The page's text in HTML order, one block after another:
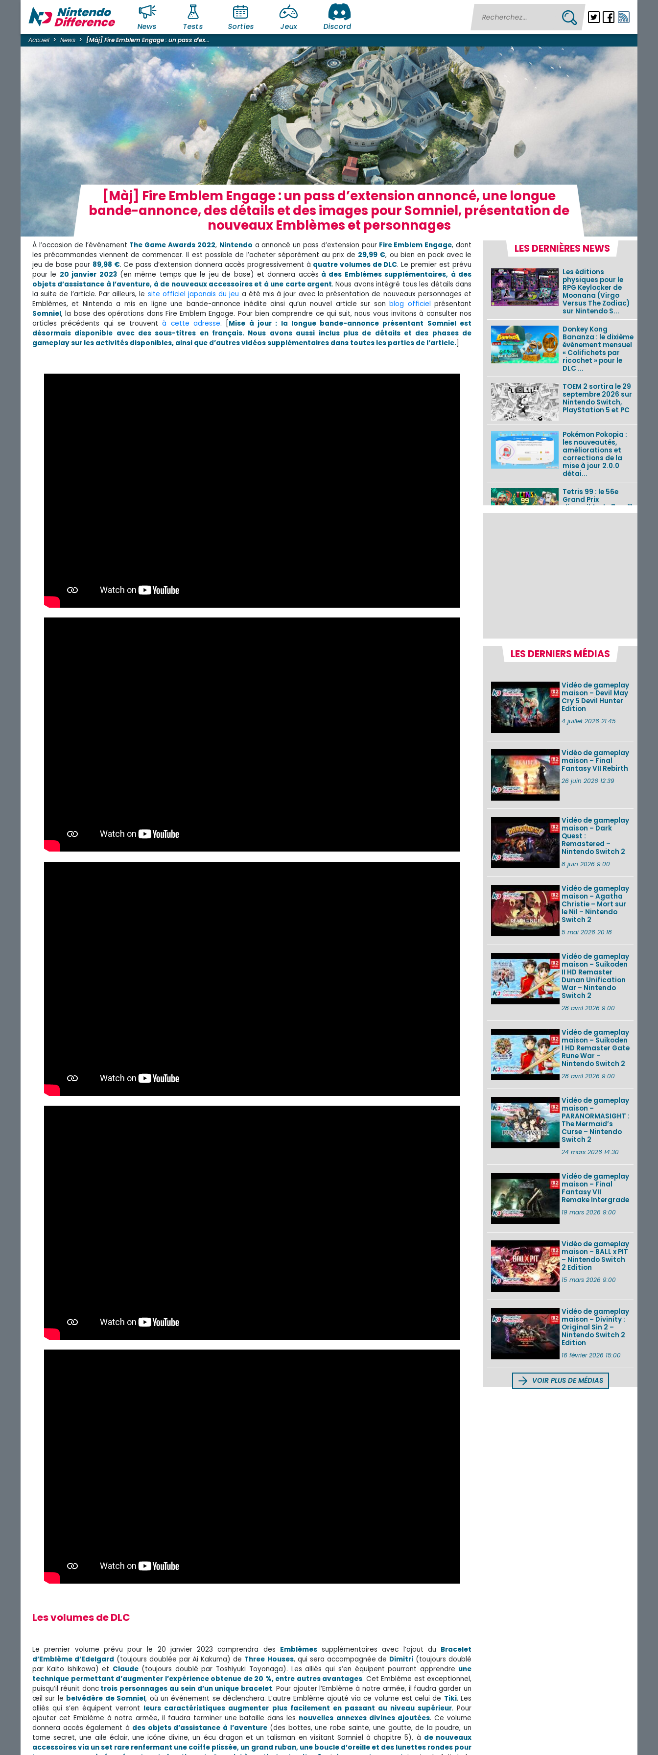
News Tests Sorties Jeux Discord
Accueil News [Màj] Fire Emblem Engage : un pass d'ex...
[Màj] Fire Emblem Engage : un pass d’extension annoncé, une longue
bande-annonce, des détails et des images pour Somniel, présentation de
nouveaux Emblèmes et personnages
À l’occasion de l’événement The Game Awards 2022, Nintendo a annoncé un pass d’extension pourFire Emblem Engage, dont
les précommandes viennent de commencer. Il est possible de l’acheter séparément au prix de 29,99 €, ou bien en pack avec le
jeu de base pour 89,98 €. Ce pass d’extension donnera accès progressivement à quatre volumes de DLC. Le premier est prévu
pour le 20 janvier 2023(en même temps que le jeu de base) et donnera accès à des Emblèmes supplémentaires, à des
objets d’assistance à l’aventure, à de nouveaux accessoires et à une carte argent. Nous avons intégré tous les détails dans
la suite de l’article. Par ailleurs, le site officiel japonais du jeu a été mis à jour avec la présentation de nouveaux personnages et
Emblèmes, et Nintendo a mis en ligne une bande-annonce inédite ainsi qu’un nouvel article sur sonblog officiel présentant
Somniel, la base des opérations dans Fire Emblem Engage. Pour bien comprendre ce qui suit, nous vous invitons à consulter nos
articles précédents qui se trouventà cette adresse. [Mise à jour : la longue bande-annonce présentant Somniel est
désormais disponible avec des sous-titres en français. Nous avons aussi inclus plus de détails et des phases de
gameplay sur les activités disponibles, ainsi que d’autres vidéos supplémentaires dans toutes les parties de l’article.]
Les volumes de DLC
Le premier volume prévu pour le 20 janvier 2023 comprendra des Emblèmessupplémentaires avec l’ajout du Bracelet
d’Emblème d’Edelgard (toujours doublée par Ai Kakuma) de Three Houses, qui sera accompagnée de Dimitri (toujours doublé
par Kaito Ishikawa) et Claude (toujours doublé par Toshiyuki Toyonaga). Les alliés qui s’en équipent pourront apprendre une
technique permettant d’augmenter l’expérience obtenue de 20 %, entre autres avantages. Cet Emblème est exceptionnel,
puisqu’il réunit donctrois personnages au sein d’un unique bracelet. Pour ajouter l’Emblème à notre armée, il faudra garder un
œil sur le belvédère de Somniel, où un événement se déclenchera. L’autre Emblème ajouté via ce volume est celui de Tiki. Les
alliés qui s’en équipent verront leurs caractéristiques augmenter plus facilement en passant au niveau supérieur. Pour
ajouter cet Emblème à notre armée, il faudra terminer une bataille dans les nouvelles annexes divines ajoutées. Ce volume
donnera accès également à des objets d’assistance à l’aventure(des bottes, une robe sainte, une goutte, de la poudre, un
tome secret, une aile éclair, une icône divine, un écu dragon et un talisman en visitant Somniel à chapitre 5), à de nouveaux
accessoires via un set rare renfermant une coiffe plissée, un grand ruban, une boucle d’oreille et des lunettes rondes pour
LES DERNIÈRES NEWS
Les éditions
physiques pour le
RPG Keylocker de
Moonana (Virgo
Versus The Zodiac)
sur Nintendo S...
Donkey Kong
Bananza : le dixième
événement mensuel
« Colifichets par
ricochet » pour le
DLC ...
TOEM 2 sortira le 29
septembre 2026 sur
Nintendo Switch,
PlayStation 5 et PC
Pokémon Pokopia :
les nouveautés,
améliorations et
corrections de la
mise à jour 2.0.0
détai...
Tetris 99 : le 56e
Grand Prix
disponible du 7 au 11
août 2026 avec un
des séquences de
game...
Pokémon GO : les
Un Fire Emblem :
Fortune’s Weave
Direct d’environ 20
août 2026...
Les sorties eShop de
la semaine 31 de
2026 (Xenoblade
Chronicles 2 –
VOIR PLUS DE NEWS
LES DERNIERS MÉDIAS
Vidéo de gameplay
maison – Devil May
Cry 5 Devil Hunter
Edition
4 juillet 2026 21:45
Vidéo de gameplay
maison – Final
Fantasy VII Rebirth
26 juin 2026 12:39
Vidéo de gameplay
maison – Dark
Quest :
Remastered –
Nintendo Switch 2
8 juin 2026 9:00
Vidéo de gameplay
maison – Agatha
Christie – Mort sur
le Nil – Nintendo
Switch 2
5 mai 2026 20:18
Vidéo de gameplay
maison – Suikoden
II HD Remaster
Dunan Unification
War – Nintendo
Switch 2
28 avril 2026 9:00
Vidéo de gameplay
maison – Suikoden
I HD Remaster Gate
Rune War –
Nintendo Switch 2
28 avril 2026 9:00
Vidéo de gameplay
maison –
PARANORMASIGHT :
The Mermaid’s
Curse – Nintendo
Switch 2
24 mars 2026 14:30
Vidéo de gameplay
maison – Final
Fantasy VII
Remake Intergrade
19 mars 2026 9:00
Vidéo de gameplay
maison – BALL x PIT
– Nintendo Switch
2 Edition
15 mars 2026 9:00
Vidéo de gameplay
maison – Divinity :
Original Sin 2 –
Nintendo Switch 2
Edition
16 février 2026 15:00
VOIR PLUS DE MÉDIAS